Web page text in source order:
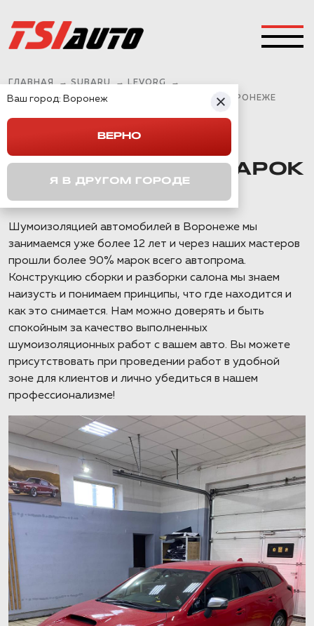
ГЛАВНАЯ → SUBARU → LEVORG →
SUBARU LEVORG ШУМОИЗОЛЯЦИЯ АРОК В ВОРОНЕЖЕ
ШУМОИЗОЛЯЦИЯ АРОК
Шумоизоляцией автомобилей в Воронеже мы
занимаемся уже более 12 лет и через наших мастеров
прошли более 90% марок всего автопрома.
Конструкцию сборки и разборки салона мы знаем
наизусть и понимаем принципы, что где находится и
как это снимается. Нам можно доверять и быть
спокойным за качество выполненных
шумоизоляционных работ с вашем авто. Вы можете
присутствовать при проведении работ в удобной
зоне для клиентов и лично убедиться в нашем
профессионализме!
Ваш город: Воронеж
ВЕРНО
Я В ДРУГОМ ГОРОДЕ